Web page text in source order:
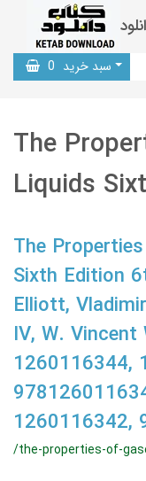
سبد خرید 0
The
Liquids
The
Sixth Edition
Elliott,
IV, W. Vincent
1260116344,
1260116342,
/the-properties-of-